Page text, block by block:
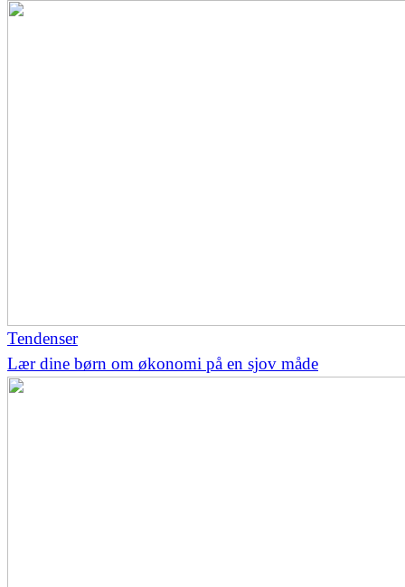
Tendenser
Lær dine børn om økonomi på en sjov måde